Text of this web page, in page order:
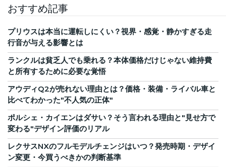
おすすめ記事
プリウスは本当に運転しにくい？視界・感覚・静かすぎる走
行音が与える影響とは
ランクルは貧乏人でも乗れる？本体価格だけじゃない維持費
と所有するために必要な覚悟
アウディQ2が売れない理由とは？価格・装備・ライバル車と
比べてわかった"不人気の正体"
ポルシェ・カイエンはダサい？そう言われる理由と"見せ方で
変わる"デザイン評価のリアル
レクサスNXのフルモデルチェンジはいつ？発売時期・デザイ
ン変更・今買うべきかの判断基準